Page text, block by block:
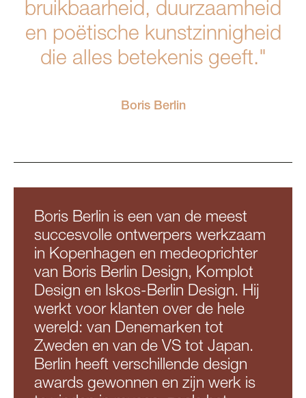
bruikbaarheid, duurzaamheid
en poëtische kunstzinnigheid
die alles betekenis geeft."
Boris Berlin
Boris Berlin is een van de meest
succesvolle ontwerpers werkzaam
in Kopenhagen en medeoprichter
van Boris Berlin Design, Komplot
Design en Iskos-Berlin Design. Hij
werkt voor klanten over de hele
wereld: van Denemarken tot
Zweden en van de VS tot Japan.
Berlin heeft verschillende design
awards gewonnen en zijn werk is